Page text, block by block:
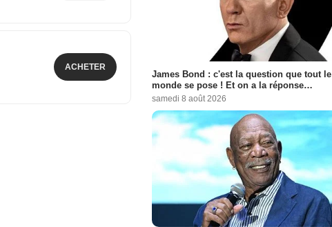
ACHETER
James Bond : c'est la question que tout le
monde se pose ! Et on a la réponse…
samedi 8 août 2026